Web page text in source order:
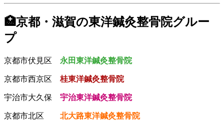
🏥京都・滋賀の東洋鍼灸整骨院グルー
プ
京都市伏見区 永田東洋鍼灸整骨院
京都市西京区 桂東洋鍼灸整骨院
宇治市大久保 宇治東洋鍼灸整骨院
京都市北区 北大路東洋鍼灸整骨院